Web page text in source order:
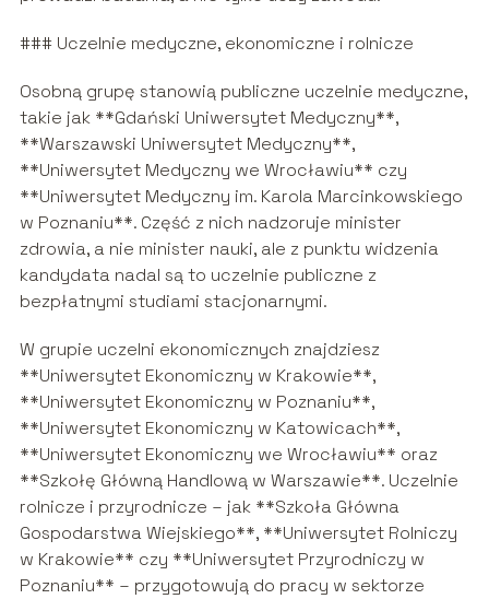
### Uczelnie medyczne, ekonomiczne i rolnicze
Osobną grupę stanowią publiczne uczelnie medyczne,
takie jak **Gdański Uniwersytet Medyczny**,
**Warszawski Uniwersytet Medyczny**,
**Uniwersytet Medyczny we Wrocławiu** czy
**Uniwersytet Medyczny im. Karola Marcinkowskiego
w Poznaniu**. Część z nich nadzoruje minister
zdrowia, a nie minister nauki, ale z punktu widzenia
kandydata nadal są to uczelnie publiczne z
bezpłatnymi studiami stacjonarnymi.
W grupie uczelni ekonomicznych znajdziesz
**Uniwersytet Ekonomiczny w Krakowie**,
**Uniwersytet Ekonomiczny w Poznaniu**,
**Uniwersytet Ekonomiczny w Katowicach**,
**Uniwersytet Ekonomiczny we Wrocławiu** oraz
**Szkołę Główną Handlową w Warszawie**. Uczelnie
rolnicze i przyrodnicze – jak **Szkoła Główna
Gospodarstwa Wiejskiego**, **Uniwersytet Rolniczy
w Krakowie** czy **Uniwersytet Przyrodniczy w
Poznaniu** – przygotowują do pracy w sektorze